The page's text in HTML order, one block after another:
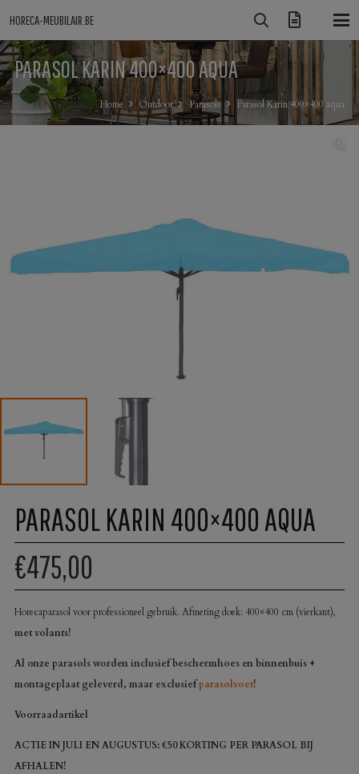
HORECA-MEUBILAIR.BE
PARASOL KARIN 400×400 AQUA
Home Outdoor Parasols Parasol Karin 400×400 aqua
PARASOL KARIN 400×400 AQUA
€475,00
Horecaparasol voor professioneel gebruik. Afmeting doek: 400×400 cm (vierkant),
met volants!
Al onze parasols worden inclusief beschermhoes en binnenbuis +
montageplaat geleverd, maar exclusiefparasolvoet!
Voorraadartikel
ACTIE IN JULI EN AUGUSTUS: €50 KORTING PER PARASOL BIJ
AFHALEN!